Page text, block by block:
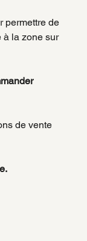
permettre de
à la zone sur
de vente